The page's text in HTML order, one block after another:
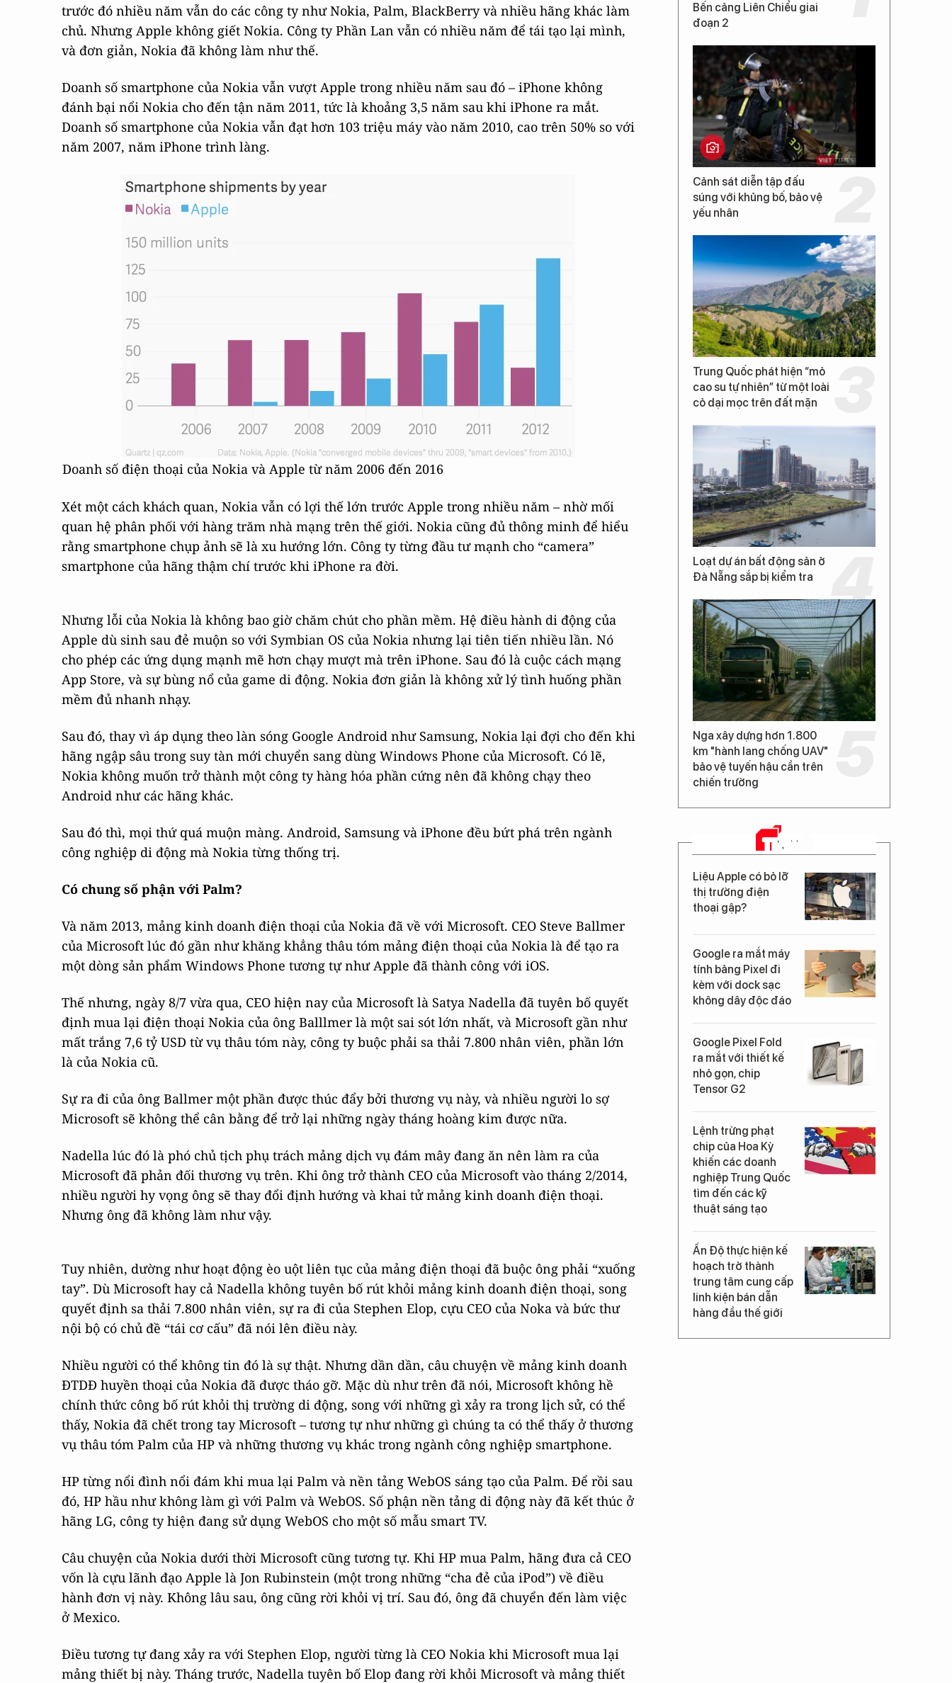
trước đó nhiều năm vẫn do các công ty như Nokia, Palm, BlackBerry và nhiều hãng khác làm
chủ. Nhưng Apple không giết Nokia. Công ty Phần Lan vẫn có nhiều năm để tái tạo lại mình,
và đơn giản, Nokia đã không làm như thế.
Doanh số smartphone của Nokia vẫn vượt Apple trong nhiều năm sau đó – iPhone không
đánh bại nổi Nokia cho đến tận năm 2011, tức là khoảng 3,5 năm sau khi iPhone ra mắt.
Doanh số smartphone của Nokia vẫn đạt hơn 103 triệu máy vào năm 2010, cao trên 50% so với
năm 2007, năm iPhone trình làng.
Doanh số điện thoại của Nokia và Apple từ năm 2006 đến 2016
Xét một cách khách quan, Nokia vẫn có lợi thế lớn trước Apple trong nhiều năm – nhờ mối
quan hệ phân phối với hàng trăm nhà mạng trên thế giới. Nokia cũng đủ thông minh để hiểu
rằng smartphone chụp ảnh sẽ là xu hướng lớn. Công ty từng đầu tư mạnh cho “camera”
smartphone của hãng thậm chí trước khi iPhone ra đời.
Nhưng lỗi của Nokia là không bao giờ chăm chút cho phần mềm. Hệ điều hành di động của
Apple dù sinh sau đẻ muộn so với Symbian OS của Nokia nhưng lại tiên tiến nhiều lần. Nó
cho phép các ứng dụng mạnh mẽ hơn chạy mượt mà trên iPhone. Sau đó là cuộc cách mạng
App Store, và sự bùng nổ của game di động. Nokia đơn giản là không xử lý tình huống phần
mềm đủ nhanh nhạy.
Sau đó, thay vì áp dụng theo làn sóng Google Android như Samsung, Nokia lại đợi cho đến khi
hãng ngập sâu trong suy tàn mới chuyển sang dùng Windows Phone của Microsoft. Có lẽ,
Nokia không muốn trở thành một công ty hàng hóa phần cứng nên đã không chạy theo
Android như các hãng khác.
Sau đó thì, mọi thứ quá muộn màng. Android, Samsung và iPhone đều bứt phá trên ngành
công nghiệp di động mà Nokia từng thống trị.
Có chung số phận với Palm?
Và năm 2013, mảng kinh doanh điện thoại của Nokia đã về với Microsoft. CEO Steve Ballmer
của Microsoft lúc đó gần như khăng khẳng thâu tóm mảng điện thoại của Nokia là để tạo ra
một dòng sản phẩm Windows Phone tương tự như Apple đã thành công với iOS.
Thế nhưng, ngày 8/7 vừa qua, CEO hiện nay của Microsoft là Satya Nadella đã tuyên bố quyết
định mua lại điện thoại Nokia của ông Balllmer là một sai sót lớn nhất, và Microsoft gần như
mất trắng 7,6 tỷ USD từ vụ thâu tóm này, công ty buộc phải sa thải 7.800 nhân viên, phần lớn
là của Nokia cũ.
Sự ra đi của ông Ballmer một phần được thúc đẩy bởi thương vụ này, và nhiều người lo sợ
Microsoft sẽ không thể cân bằng để trở lại những ngày tháng hoàng kim được nữa.
Nadella lúc đó là phó chủ tịch phụ trách mảng dịch vụ đám mây đang ăn nên làm ra của
Microsoft đã phản đối thương vụ trên. Khi ông trở thành CEO của Microsoft vào tháng 2/2014,
nhiều người hy vọng ông sẽ thay đổi định hướng và khai tử mảng kinh doanh điện thoại.
Nhưng ông đã không làm như vậy.
Tuy nhiên, dường như hoạt động èo uột liên tục của mảng điện thoại đã buộc ông phải “xuống
tay”. Dù Microsoft hay cả Nadella không tuyên bố rút khỏi mảng kinh doanh điện thoại, song
quyết định sa thải 7.800 nhân viên, sự ra đi của Stephen Elop, cựu CEO của Noka và bức thư
nội bộ có chủ đề “tái cơ cấu” đã nói lên điều này.
Nhiều người có thể không tin đó là sự thật. Nhưng dần dần, câu chuyện về mảng kinh doanh
ĐTDĐ huyền thoại của Nokia đã được tháo gỡ. Mặc dù như trên đã nói, Microsoft không hề
chính thức công bố rút khỏi thị trường di động, song với những gì xảy ra trong lịch sử, có thể
thấy, Nokia đã chết trong tay Microsoft – tương tự như những gì chúng ta có thể thấy ở thương
vụ thâu tóm Palm của HP và những thương vụ khác trong ngành công nghiệp smartphone.
HP từng nổi đình nổi đám khi mua lại Palm và nền tảng WebOS sáng tạo của Palm. Để rồi sau
đó, HP hầu như không làm gì với Palm và WebOS. Số phận nền tảng di động này đã kết thúc ở
hãng LG, công ty hiện đang sử dụng WebOS cho một số mẫu smart TV.
Câu chuyện của Nokia dưới thời Microsoft cũng tương tự. Khi HP mua Palm, hãng đưa cả CEO
vốn là cựu lãnh đạo Apple là Jon Rubinstein (một trong những “cha đẻ của iPod”) về điều
hành đơn vị này. Không lâu sau, ông cũng rời khỏi vị trí. Sau đó, ông đã chuyển đến làm việc
ở Mexico.
Điều tương tự đang xảy ra với Stephen Elop, người từng là CEO Nokia khi Microsoft mua lại
mảng thiết bị này. Tháng trước, Nadella tuyên bố Elop đang rời khỏi Microsoft và mảng thiết
Bến cảng Liên Chiểu giai
đoạn 2
Cảnh sát diễn tập đấu
súng với khủng bố, bảo vệ
yếu nhân
Trung Quốc phát hiện “mỏ
cao su tự nhiên” từ một loài
cỏ dại mọc trên đất mặn
Loạt dự án bất động sản ở
Đà Nẵng sắp bị kiểm tra
Nga xây dựng hơn 1.800
km "hành lang chống UAV"
bảo vệ tuyến hậu cần trên
chiến trường
TIN MỚI
Liệu Apple có bỏ lỡ
thị trường điện
thoại gập?
Google ra mắt máy
tính bảng Pixel đi
kèm với dock sạc
không dây độc đáo
Google Pixel Fold
ra mắt với thiết kế
nhỏ gọn, chip
Tensor G2
Lệnh trừng phạt
chip của Hoa Kỳ
khiến các doanh
nghiệp Trung Quốc
tìm đến các kỹ
thuật sáng tạo
Ấn Độ thực hiện kế
hoạch trở thành
trung tâm cung cấp
linh kiện bán dẫn
hàng đầu thế giới